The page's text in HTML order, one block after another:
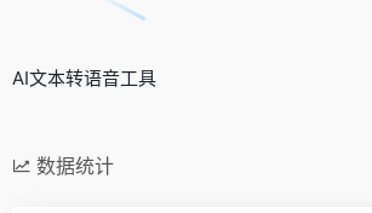
AI文本转语音工具
数据统计